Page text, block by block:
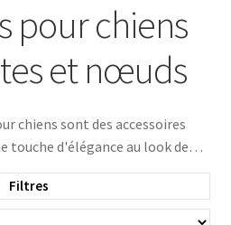
pour chiens
et nœuds
chiens sont des accessoires
touche d'élégance au look de
Sur notre site foulard-
variété d'ensembles
pour que votre chien soit
Filtres